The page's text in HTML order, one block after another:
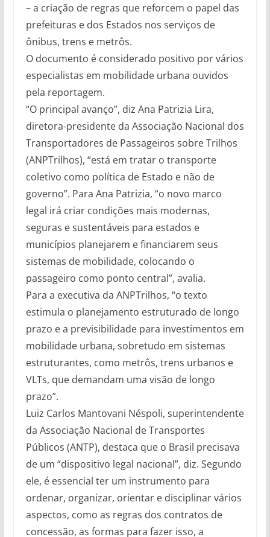
– a criação de regras que reforcem o papel das
prefeituras e dos Estados nos serviços de
ônibus, trens e metrôs.
O documento é considerado positivo por vários
especialistas em mobilidade urbana ouvidos
pela reportagem.
“O principal avanço”, diz Ana Patrizia Lira,
diretora-presidente da Associação Nacional dos
Transportadores de Passageiros sobre Trilhos
(ANPTrilhos), “está em tratar o transporte
coletivo como política de Estado e não de
governo”. Para Ana Patrizia, “o novo marco
legal irá criar condições mais modernas,
seguras e sustentáveis para estados e
municípios planejarem e financiarem seus
sistemas de mobilidade, colocando o
passageiro como ponto central”, avalia.
Para a executiva da ANPTrilhos, “o texto
estimula o planejamento estruturado de longo
prazo e a previsibilidade para investimentos em
mobilidade urbana, sobretudo em sistemas
estruturantes, como metrôs, trens urbanos e
VLTs, que demandam uma visão de longo
prazo”.
Luiz Carlos Mantovani Néspoli, superintendente
da Associação Nacional de Transportes
Públicos (ANTP), destaca que o Brasil precisava
de um “dispositivo legal nacional”, diz. Segundo
ele, é essencial ter um instrumento para
ordenar, organizar, orientar e disciplinar vários
aspectos, como as regras dos contratos de
concessão, as formas para fazer isso, a